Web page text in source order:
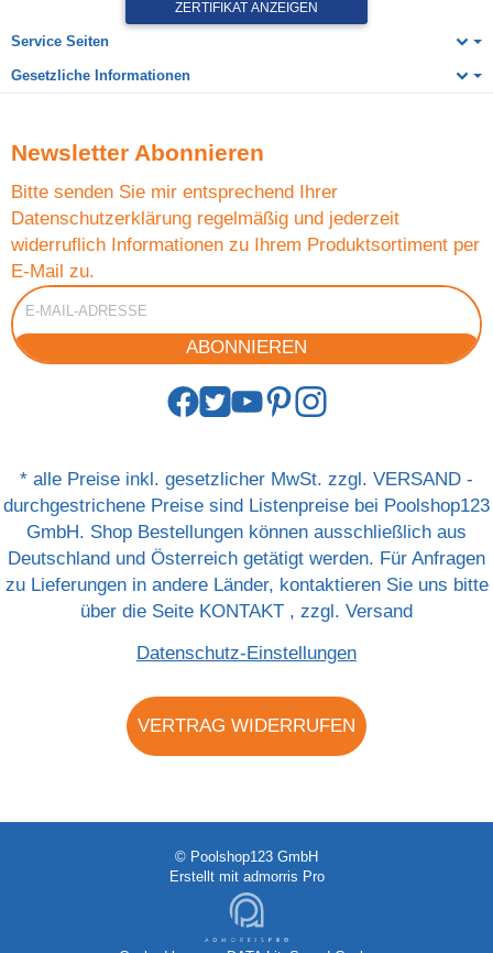
Service Seiten
Gesetzliche Informationen
Newsletter Abonnieren
Bitte senden Sie mir entsprechend Ihrer
Datenschutzerklärung regelmäßig und jederzeit
widerruflich Informationen zu Ihrem Produktsortiment per
E-Mail zu.
E-Mail-Adresse
ABONNIEREN
* alle Preise inkl. gesetzlicher MwSt. zzgl. VERSAND -
durchgestrichene Preise sind Listenpreise bei Poolshop123
GmbH. Shop Bestellungen können ausschließlich aus
Deutschland und Österreich getätigt werden. Für Anfragen
zu Lieferungen in andere Länder, kontaktieren Sie uns bitte
über die Seite KONTAKT , zzgl. Versand
Datenschutz-Einstellungen
VERTRAG WIDERRUFEN
© Poolshop123 GmbH
Erstellt mit admorris Pro